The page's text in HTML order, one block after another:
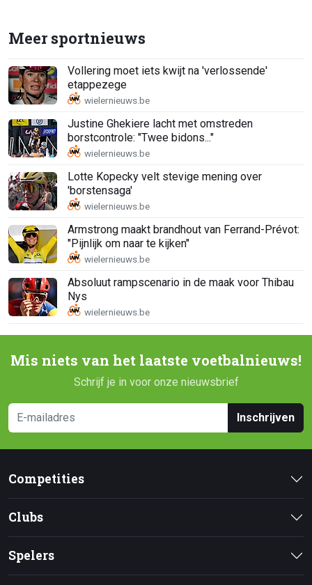
Meer sportnieuws
Vollering moet iets kwijt na 'verlossende'
etappezege
Justine Ghekiere lacht met omstreden
borstcontrole: "Twee bidons..."
Lotte Kopecky velt stevige mening over
'borstensaga'
Armstrong maakt brandhout van Ferrand-Prévot:
"Pijnlijk om naar te kijken"
Absoluut rampscenario in de maak voor Thibau
Nys
Mis niets van het laatste voetbalnieuws!
Schrijf je in voor onze nieuwsbrief
Inschrijven
Competities
Clubs
Spelers